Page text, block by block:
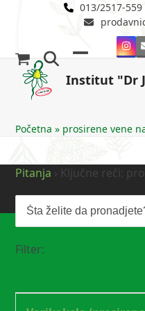
013/2517-559
Institut "Dr
mobile
mobile
Početna » prosirene vene
Pitanja › Ključne reči:
Filter: